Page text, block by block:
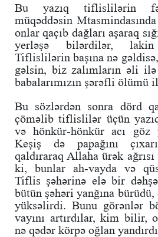
Bu yazıq tiflislilərin
müqəddəsin
onlar qaçıb dağları aşaraq
yerləşə bilərdilər,
Tiflislilərin başına nə
gəlsin, biz zalımların əli
babalarımızın şərəfli ölümü
Bu sözlərdən sonra dörd
çöməlib tiflislilər üçün
və hönkür-hönkür acı göz
Keşiş də papağını
qaldıraraq Allaha ürək
ki, bunlar ah-vayda və
Tiflis şəhərinə elə bir
bütün şəhəri yanğına
yüksəlirdi. Bunu görənlər
vayını artırdılar, kim bilir,
nə qədər körpə oğlan